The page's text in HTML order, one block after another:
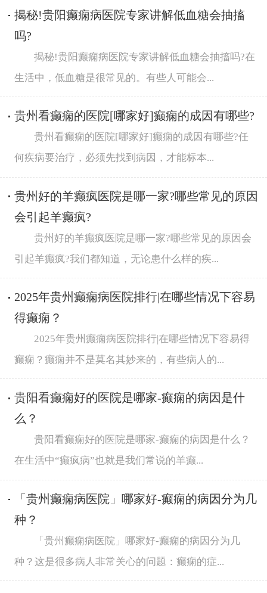
揭秘!贵阳癫痫病医院专家讲解低血糖会抽搐
吗?
揭秘!贵阳癫痫病医院专家讲解低血糖会抽搐吗?在
生活中，低血糖是很常见的。有些人可能会...
贵州看癫痫的医院[哪家好]癫痫的成因有哪些?
贵州看癫痫的医院[哪家好]癫痫的成因有哪些?任
何疾病要治疗，必须先找到病因，才能标本...
贵州好的羊癫疯医院是哪一家?哪些常见的原因
会引起羊癫疯?
贵州好的羊癫疯医院是哪一家?哪些常见的原因会
引起羊癫疯?我们都知道，无论患什么样的疾...
2025年贵州癫痫病医院排行|在哪些情况下容易
得癫痫？
2025年贵州癫痫病医院排行|在哪些情况下容易得
癫痫？癫痫并不是莫名其妙来的，有些病人的...
贵阳看癫痫好的医院是哪家-癫痫的病因是什
么？
贵阳看癫痫好的医院是哪家-癫痫的病因是什么？
在生活中“癫疯病”也就是我们常说的羊癫...
「贵州癫痫病医院」哪家好-癫痫的病因分为几
种？
「贵州癫痫病医院」哪家好-癫痫的病因分为几
种？这是很多病人非常关心的问题：癫痫的症...